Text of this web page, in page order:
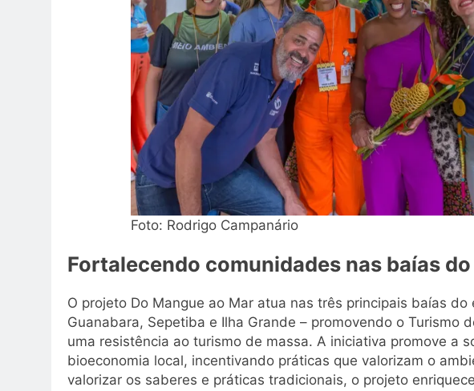
Foto: Rodrigo Campanário
Fortalecendo comunidades nas baías
O projeto Do Mangue ao Mar atua nas três principais baías
Guanabara, Sepetiba e Ilha Grande – promovendo o Turismo
uma resistência ao turismo de massa. A iniciativa promove a
bioeconomia local, incentivando práticas que valorizam o
valorizar os saberes e práticas tradicionais, o projeto